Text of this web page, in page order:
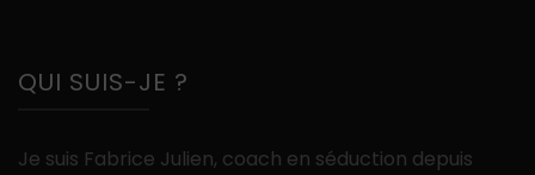
QUI SUIS-JE ?
Je suis Fabrice Julien, coach en séduction depuis